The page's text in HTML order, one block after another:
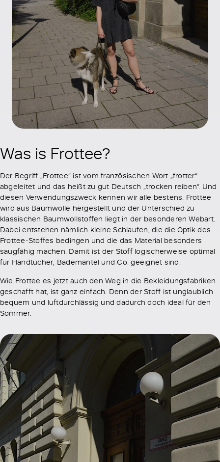
Was is Frottee?
Der Begriff „Frottee“ ist vom französischen Wort „frotter“
abgeleitet und das heißt zu gut Deutsch „trocken reiben“. Und
diesen Verwendungszweck kennen wir alle bestens. Frottee
wird aus Baumwolle hergestellt und der Unterschied zu
klassischen Baumwollstoffen liegt in der besonderen Webart.
Dabei entstehen nämlich kleine Schlaufen, die die Optik des
Frottee-Stoffes bedingen und die das Material besonders
saugfähig machen. Damit ist der Stoff logischerweise optimal
für Handtücher, Bademäntel und Co. geeignet sind.
Wie Frottee es jetzt auch den Weg in die Bekleidungsfabriken
geschafft hat, ist ganz einfach. Denn der Stoff ist unglaublich
bequem und luftdurchlässig und dadurch doch ideal für den
Sommer.